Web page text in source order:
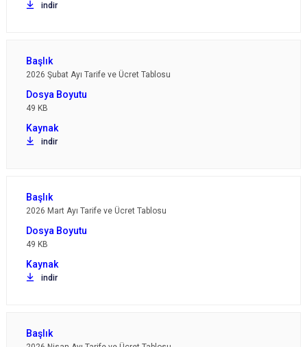
indir
2026 Şubat Ayı Tarife ve Ücret Tablosu
49 KB
indir
2026 Mart Ayı Tarife ve Ücret Tablosu
49 KB
indir